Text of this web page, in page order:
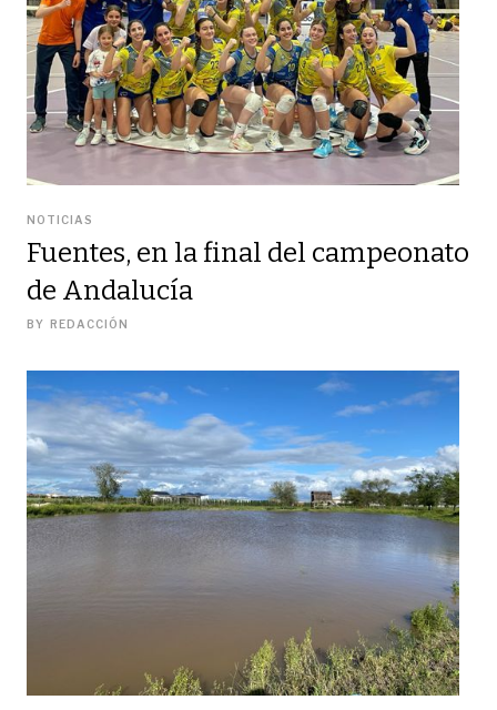
NOTICIAS
Fuentes, en la final del campeonato
de Andalucía
BY REDACCIÓN